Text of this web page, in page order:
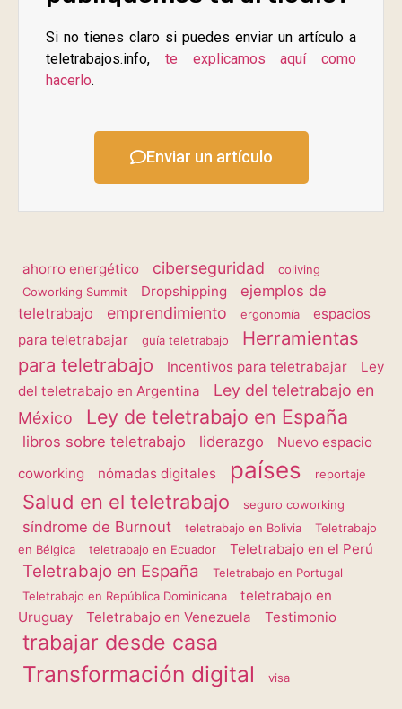
Si no tienes claro si puedes enviar un artículo a
teletrabajos.info, te explicamos aquí como
hacerlo.
Enviar un artículo
ahorro energético ciberseguridad
coliving
Coworking Summit
Dropshipping
ejemplos de
teletrabajo
emprendimiento ergonomía
espacios
para teletrabajar
guía teletrabajo
Herramientas
para teletrabajo
Incentivos para teletrabajar
Ley
del teletrabajo en Argentina
Ley del teletrabajo en
México
Ley de teletrabajo en España
libros sobre teletrabajo liderazgo
Nuevo espacio
coworking
nómadas digitales países reportaje
Salud en el teletrabajo seguro coworking
síndrome de Burnout teletrabajo en Bolivia
Teletrabajo
en Bélgica
teletrabajo en Ecuador Teletrabajo en el Perú
Teletrabajo en España
Teletrabajo en Portugal
Teletrabajo en República Dominicana
teletrabajo en
Uruguay
Teletrabajo en Venezuela Testimonio
trabajar desde casa
Transformación digital visa